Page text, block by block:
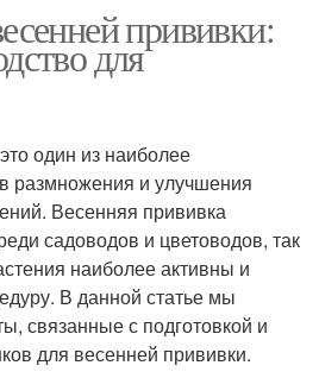
прививки:
для
один из наиболее
размножения и улучшения
Весенняя прививка
садоводов и цветоводов, так
наиболее активны и
В данной статье мы
связанные с подготовкой и
для весенней прививки.